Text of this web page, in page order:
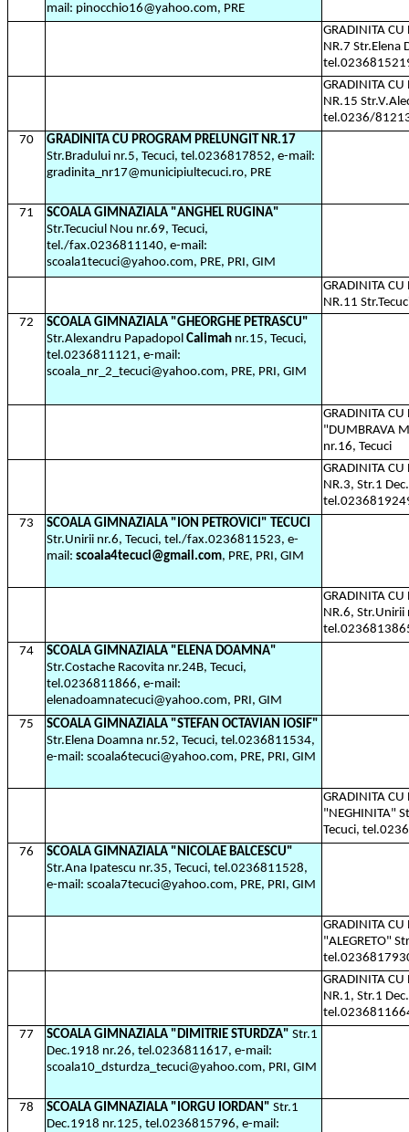
mail: pinocchio16@yahoo.com, PRE
GRADINITA
NR.7 Str.Elena
GRADINITA CU
NR.15
tel.0236/
70
GRADINITA CU PROGRAM PRELUNGIT NR.17
Str.Bradului nr.5, Tecuci, tel.0236817852, e-mail:
gradinita_nr17@municipiultecuci.ro, PRE
71
SCOALA GIMNAZIALA "ANGHEL RUGINA"
Str.Tecuciul Nou nr.69, Tecuci,
tel./fax.0236811140, e-mail:
scoala1tecuci@yahoo.com, PRE, PRI, GIM
GRADINITA
NR.11
72
SCOALA GIMNAZIALA "GHEORGHE PETRASCU"
Str.Alexandru Papadopol Calimah nr.15, Tecuci,
tel.0236811121, e-mail:
scoala_nr_2_tecuci@yahoo.com, PRE, PRI, GIM
GRADINITA
"DUMBRAVA
nr.16, Tecuci
GRADINITA
NR.3, Str.1
73
SCOALA GIMNAZIALA "ION PETROVICI" TECUCI
Str.Unirii nr.6, Tecuci, tel./fax.0236811523, e-
mail: scoala4tecuci@gmail.com, PRE, PRI, GIM
GRADINITA
NR.6, Str.Unirii
74
SCOALA GIMNAZIALA "ELENA DOAMNA"
Str.Costache Racovita nr.24B, Tecuci,
tel.0236811866, e-mail:
elenadoamnatecuci@yahoo.com, PRI, GIM
75
SCOALA GIMNAZIALA "STEFAN OCTAVIAN IOSIF"
Str.Elena Doamna nr.52, Tecuci, tel.0236811534,
e-mail: scoala6tecuci@yahoo.com, PRE, PRI, GIM
GRADINITA
"NEGHINITA"
Tecuci,
76
SCOALA GIMNAZIALA "NICOLAE BALCESCU"
Str.Ana Ipatescu nr.35, Tecuci, tel.0236811528,
e-mail: scoala7tecuci@yahoo.com, PRE, PRI, GIM
GRADINITA
"ALEGRETO"
GRADINITA
NR.1, Str.1
77
SCOALA GIMNAZIALA "DIMITRIE STURDZA" Str.1
Dec.1918 nr.26, tel.0236811617, e-mail:
scoala10_dsturdza_tecuci@yahoo.com, PRI, GIM
78 SCOALA GIMNAZIALA "IORGU IORDAN" Str.1
Dec.1918 nr.125, tel.0236815796, e-mail: